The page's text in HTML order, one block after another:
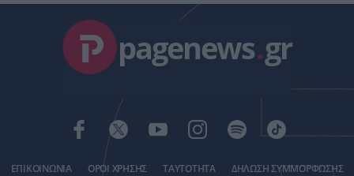
pagenews.gr
ΕΠΙΚΟΙΝΩΝΙΑ ΟΡΟΙ ΧΡΗΣΗΣ ΤΑΥΤΟΤΗΤΑ ΔΗΛΩΣΗ ΣΥΜΜΟΡΦΩΣΗΣ